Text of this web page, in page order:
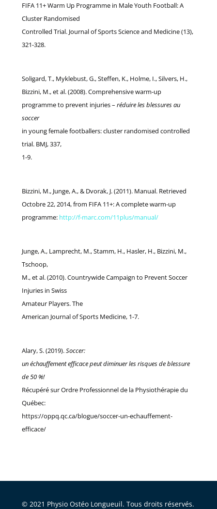
FIFA 11+ Warm Up Programme in Male Youth Football: A
Cluster Randomised
Controlled Trial. Journal of Sports Science and Medicine (13),
321-328.
Soligard, T., Myklebust, G., Steffen, K., Holme, I., Silvers, H.,
Bizzini, M., et al. (2008). Comprehensive warm-up
programme to prevent injuries – réduire les blessures au
soccer
in young female footballers: cluster randomised controlled
trial. BMJ, 337,
1-9.
Bizzini, M., Junge, A., & Dvorak, J. (2011). Manual. Retrieved
Octobre 22, 2014, from FIFA 11+: A complete warm-up
programme: http://f-marc.com/11plus/manual/
Junge, A., Lamprecht, M., Stamm, H., Hasler, H., Bizzini, M.,
Tschoop,
M., et al. (2010). Countrywide Campaign to Prevent Soccer
Injuries in Swiss
Amateur Players. The
American Journal of Sports Medicine, 1-7.
Alary, S. (2019).Soccer:
un échauffement efficace peut diminuer les risques de blessure
de 50 %!
Récupéré sur Ordre Professionnel de la Physiothérapie du
Québec:
https://oppq.qc.ca/blogue/soccer-un-echauffement-
efficace/
© 2021 Physio Ostéo Longueuil. Tous droits réservés.